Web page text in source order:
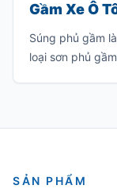
Gầm Xe Ô
Súng phủ gầm
loại sơn phủ
SẢN PHẨM